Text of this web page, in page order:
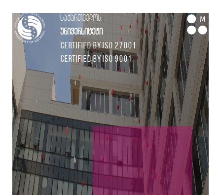
საქართველოს
უნივერსიტეტი
Certified by ISO 27001
Certified by ISO 9001
M